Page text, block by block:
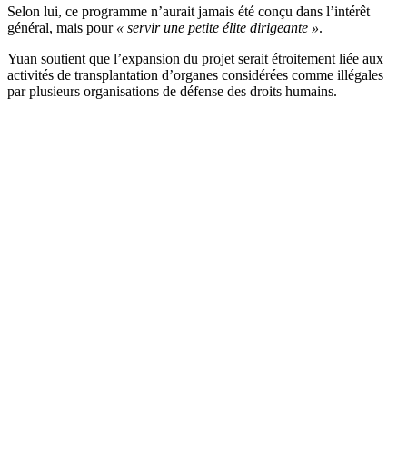
Selon lui, ce programme n’aurait jamais été conçu dans l’intérêt
général, mais pour « servir une petite élite dirigeante ».
Yuan soutient que l’expansion du projet serait étroitement liée aux
activités de transplantation d’organes considérées comme illégales
par plusieurs organisations de défense des droits humains.